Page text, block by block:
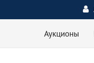
Аукционы